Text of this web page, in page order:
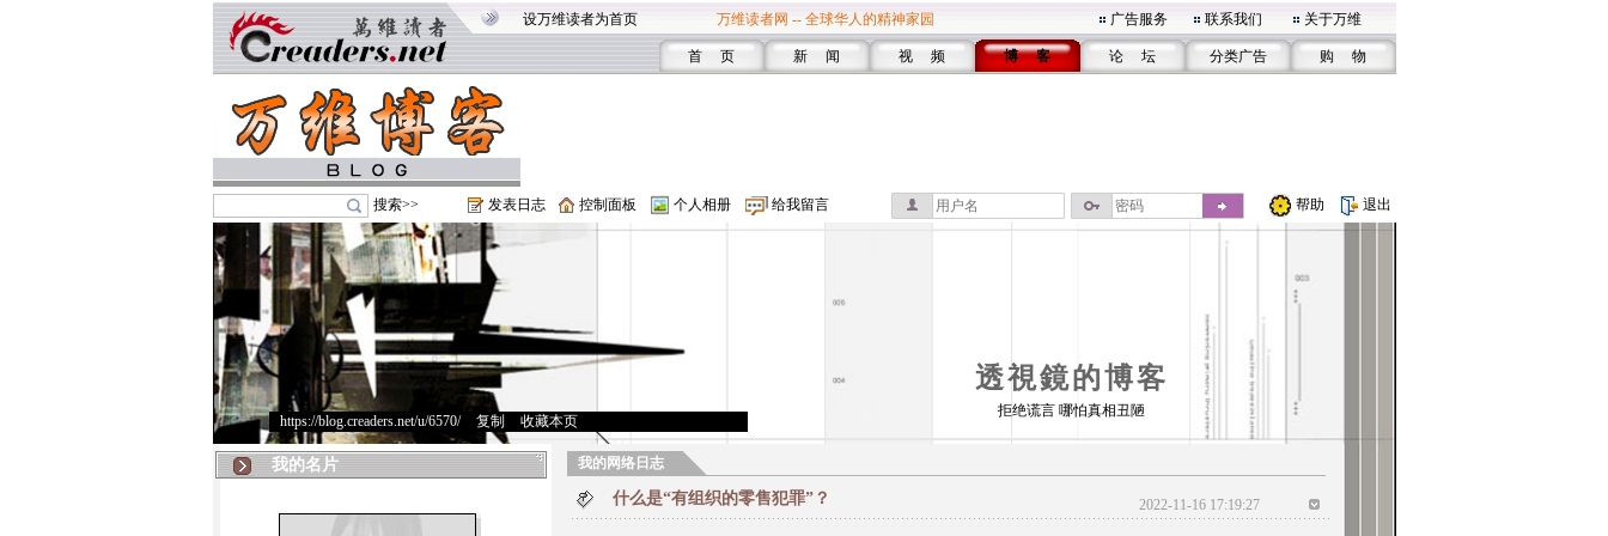
设万维读者为首页 万维读者网 -- 全球华人的精神家园 广告服务 联系我们 关于万维
首 页 新 闻 视 频 博 客 论 坛 分类广告 购 物
搜索>> 发表日志 控制面板 个人相册 给我留言 帮助 退出
透視鏡的博客
https://blog.creaders.net/u/6570/> 复制 收藏本页
拒绝谎言 哪怕真相丑陋
我的名片 我的网络日志
什么是“有组织的零售犯罪”？ 2022-11-16 17:19:27